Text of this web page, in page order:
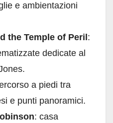
e ambientazioni
the Temple of Peril :
dedicate al
a piedi tra
e punti panoramici.
: casa